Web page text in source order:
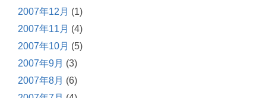
2007年12月 (1)
2007年11月 (4)
2007年10月 (5)
2007年9月 (3)
2007年8月 (6)